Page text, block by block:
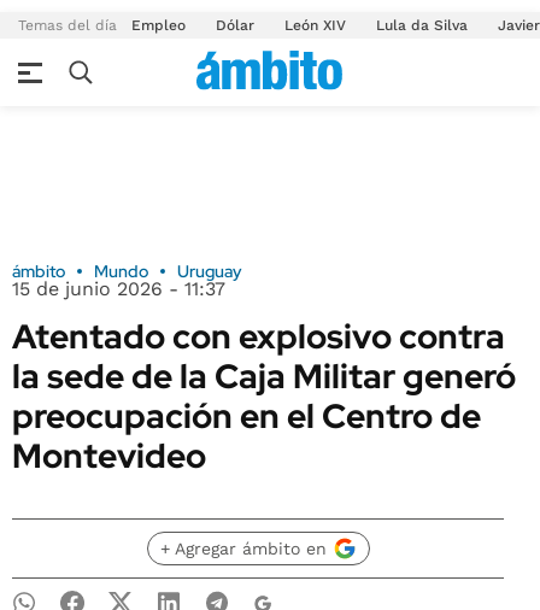
Temas del día Empleo Dólar León XIV Lula da Silva
ámbito Mundo Uruguay
15 de junio 2026 - 11:37
Atentado con explosivo contra
la sede de la Caja Militar generó
preocupación en el Centro de
Montevideo
+ Agregar ámbito en